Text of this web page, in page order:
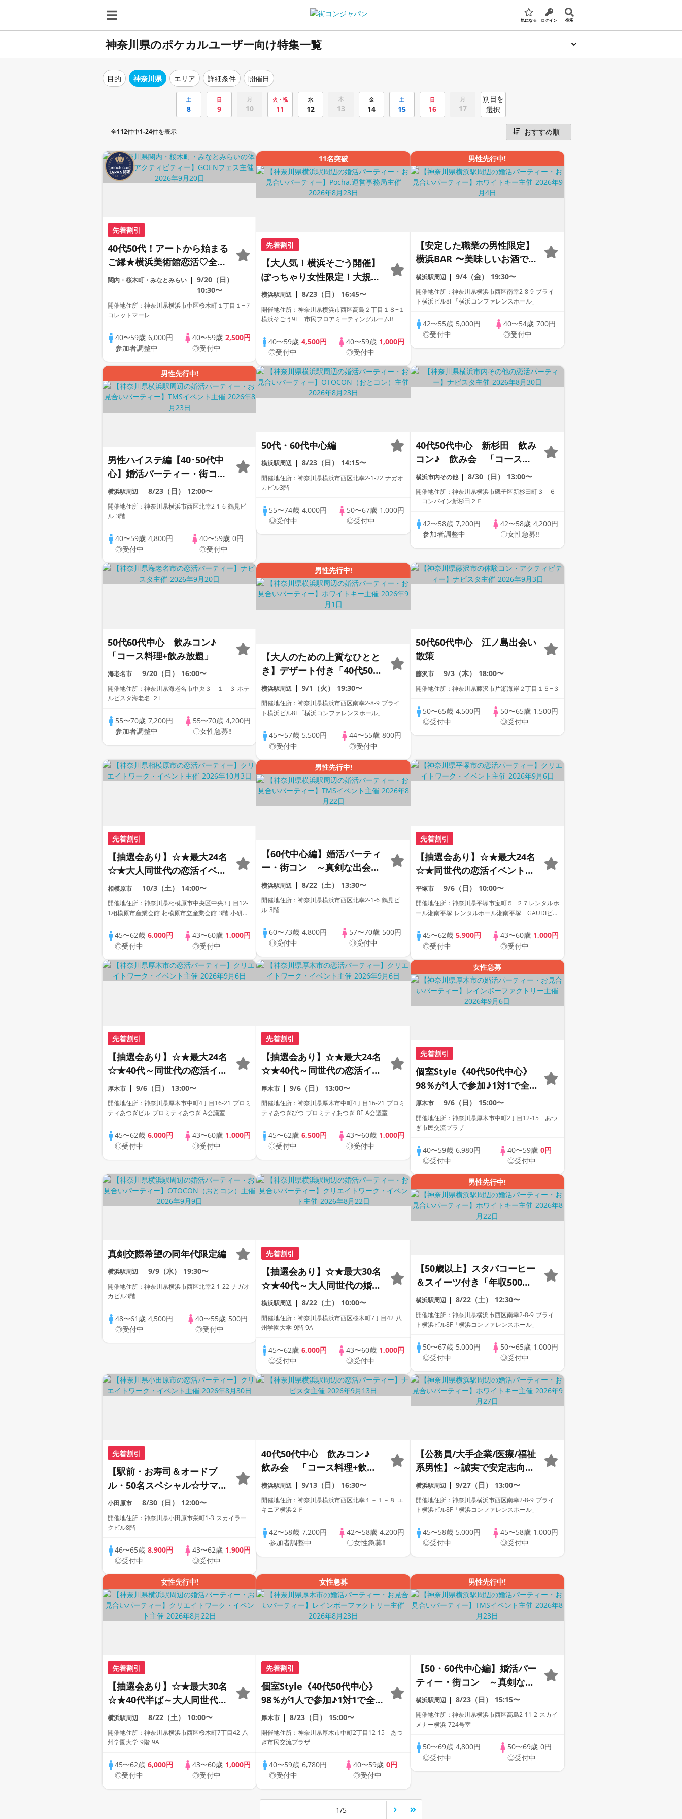
気になる ログイン 検索
神奈川県のポケカルユーザー向け特集一覧
目的 神奈川県 エリア 詳細条件 開催日
土
8
日
9
月
10
火・祝
11
水
12
木
13
金
14
土
15
日
16
月
17
別日を
選択
全112件中1-24件を表示
先着割引
40代50代！アートから始まる
ご縁★横浜美術館恋活♡全員
と話せる1対1男女ペアトーク
付き※入場料別途500円必要
関内・桜木町・みなとみらい
9/20（日）
10:30〜
開催地住所：神奈川県横浜市中区桜木町１丁目１−７
コレットマーレ
40〜59歳 6,000円
参加者調整中
40〜59歳 2,500円
◎受付中
11名突破
先着割引
【大人気！横浜そごう開催】
ぽっちゃり女性限定！大規
模！1人参加限定！1年以内結
婚編！10対10
横浜駅周辺 8/23（日） 16:45〜
開催地住所：神奈川県横浜市西区高島２丁目１８−１
横浜そごう9F 市民フロアミーティングルームB
40〜59歳4,500円
◎受付中
40〜59歳 1,000円
◎受付中
男性先行中!
【安定した職業の男性限定】
横浜BAR 〜美味しいお酒で会
話も弾む～「40代50代限定♥
飲み放題付きパーティー」個
室スタイル/WhiteKey AI
横浜駅周辺 9/4（金） 19:30〜
開催地住所：神奈川県横浜市西区南幸2-8-9 ブライ
ト横浜ビル8F「横浜コンファレンスホール」
42〜55歳 5,000円
◎受付中
40〜54歳 700円
◎受付中
男性先行中!
男性ハイステ編【40･50代中
心】婚活パーティー・街コ
ン ～真剣な出会い～
横浜駅周辺 8/23（日） 12:00〜
開催地住所：神奈川県横浜市西区北幸2-1-6 鶴見ビ
ル 3階
40〜59歳 4,800円
◎受付中
40〜59歳 0円
◎受付中
50代・60代中心編
横浜駅周辺 8/23（日） 14:15〜
開催地住所：神奈川県横浜市西区北幸2-1-22 ナガオ
カビル3階
55〜74歳 4,000円
◎受付中
50〜67歳 1,000円
◎受付中
40代50代中心 新杉田 飲み
コン♪ 飲み会 「コース料
理+飲み放題」
横浜市内その他 8/30（日） 13:00〜
開催地住所：神奈川県横浜市磯子区新杉田町３－６
コンバイン新杉田２Ｆ
42〜58歳7,200円
参加者調整中
42〜58歳4,200円
〇女性急募‼
50代60代中心 飲みコン♪
「コース料理+飲み放題」
海老名市 9/20（日） 16:00〜
開催地住所：神奈川県海老名市中央３－１－３ ホテ
ルビスタ海老名 ２F
55〜70歳 7,200円
参加者調整中
55〜70歳 4,200円
〇女性急募‼
男性先行中!
【大人のための上質なひとと
き】デザート付き「40代50代
中心・安定職業で落ち着いた
大人の男性中心」個室スタイ
ル/White Key AI Matching/
横浜駅周辺 9/1（火） 19:30〜
開催地住所：神奈川県横浜市西区南幸2-8-9 ブライ
ト横浜ビル8F「横浜コンファレンスホール」
45〜57歳 5,500円
◎受付中
44〜55歳800円
◎受付中
50代60代中心 江ノ島出会い
散策
藤沢市 9/3（木） 18:00〜
開催地住所：神奈川県藤沢市片瀬海岸２丁目１５−３
50〜65歳4,500円
◎受付中
50〜65歳 1,500円
◎受付中
先着割引
【抽選会あり】☆★最大24名
☆★大人同世代の恋活イベン
ト！(女性早期予約特典あり)
相模原市 10/3（土） 14:00〜
開催地住所：神奈川県相模原市中央区中央3丁目12-
1相模原市産業会館 相模原市立産業会館 3階 小研究
45〜62歳6,000円
◎受付中
43〜60歳 1,000円
◎受付中
男性先行中!
【60代中心編】婚活パーティ
ー・街コン ～真剣な出会い
～
横浜駅周辺 8/22（土） 13:30〜
開催地住所：神奈川県横浜市西区北幸2-1-6 鶴見ビ
ル 3階
60〜73歳 4,800円
◎受付中
57〜70歳 500円
◎受付中
先着割引
【抽選会あり】☆★最大24名
☆★同世代の恋活イベント！
【女性限定・早期予約特典】
平塚市 9/6（日） 10:00〜
開催地住所：神奈川県平塚市宝町５−２７レンタルホ
ール湘南平塚 レンタルホール湘南平塚 GAUDIビル
45〜62歳 5,900円
◎受付中
43〜60歳 1,000円
◎受付中
先着割引
【抽選会あり】☆★最大24名
☆★40代～同世代の恋活イベ
ント！（女性限定・早期申込
特典）
厚木市 9/6（日） 13:00〜
開催地住所：神奈川県厚木市中町4丁目16-21 プロミ
ティあつぎビル プロミティあつぎ A会議室
45〜62歳6,000円
◎受付中
43〜60歳 1,000円
◎受付中
先着割引
【抽選会あり】☆★最大24名
☆★40代～同世代の恋活イベ
ント！（女性限定・早期申込
特典）
厚木市 9/6（日） 13:00〜
開催地住所：神奈川県厚木市中町4丁目16-21 プロミ
ティあつぎびつ プロミティあつぎ 8F A会議室
45〜62歳6,500円
◎受付中
43〜60歳 1,000円
◎受付中
女性急募
先着割引
個室Style《40代50代中心》
98％が1人で参加♪1対1で全
員トーク☆誠実な方への婚活
パーティー
厚木市 9/6（日） 15:00〜
開催地住所：神奈川県厚木市中町2丁目12-15 あつ
ぎ市民交流プラザ
40〜59歳6,980円
◎受付中
40〜59歳 0円
◎受付中
真剣交際希望の同年代限定編
横浜駅周辺 9/9（水） 19:30〜
開催地住所：神奈川県横浜市西区北幸2-1-22 ナガオ
カビル3階
48〜61歳 4,500円
◎受付中
40〜55歳 500円
◎受付中
先着割引
【抽選会あり】☆★最大30名
☆★40代～大人同世代の婚活
イベント！（女性限定・早期
申込特典）
横浜駅周辺 8/22（土） 10:00〜
開催地住所：神奈川県横浜市西区桜木町7丁目42 八
州学園大学 9階 9A
45〜62歳6,000円
◎受付中
43〜60歳 1,000円
◎受付中
男性先行中!
【50歳以上】スタバコーヒー
＆スイーツ付き「年収500万
円↑/安定職業♡若く見える魅
力的男性」個室スタイ
ル/White Key AI Matching/
横浜駅周辺 8/22（土） 12:30〜
開催地住所：神奈川県横浜市西区南幸2-8-9 ブライ
ト横浜ビル8F「横浜コンファレンスホール」
50〜67歳 5,000円
◎受付中
50〜65歳 1,000円
◎受付中
先着割引
【駅前・お寿司＆オードブ
ル・50名スペシャル☆サマー
フェス】★JTBギフト券1万円
分も当たる★
小田原市 8/30（日） 12:00〜
開催地住所：神奈川県小田原市栄町1-3 スカイラー
クビル8階
46〜65歳8,900円
◎受付中
43〜62歳 1,900円
◎受付中
40代50代中心 飲みコン♪
飲み会 「コース料理+飲み
放題」
横浜駅周辺 9/13（日） 16:30〜
開催地住所：神奈川県横浜市西区北幸１－１－８ エ
キニア横浜２Ｆ
42〜58歳 7,200円
参加者調整中
42〜58歳 4,200円
〇女性急募‼
【公務員/大手企業/医療/福祉
系男性】～誠実で安定志向。
将来を真剣に考える方との出
会い～個室スタイ
ル/WhiteKey AI Matching
横浜駅周辺 9/27（日） 13:00〜
開催地住所：神奈川県横浜市西区南幸2-8-9 ブライ
ト横浜ビル8F「横浜コンファレンスホール」
45〜58歳 5,000円
◎受付中
45〜58歳 1,000円
◎受付中
女性先行中!
先着割引
【抽選会あり】☆★最大30名
☆★40代半ば～大人同世代の
婚活イベント！（女性限定・
早期申込特典）
横浜駅周辺 8/22（土） 10:00〜
開催地住所：神奈川県横浜市西区桜木町7丁目42 八
州学園大学 9階 9A
45〜62歳6,000円
◎受付中
43〜60歳 1,000円
◎受付中
女性急募
先着割引
個室Style《40代50代中心》
98％が1人で参加♪1対1で全
員トーク☆誠実な方への婚活
パーティー
厚木市 8/23（日） 15:00〜
開催地住所：神奈川県厚木市中町2丁目12-15 あつ
ぎ市民交流プラザ
40〜59歳 6,780円
◎受付中
40〜59歳0円
◎受付中
男性先行中!
【50・60代中心編】婚活パー
ティー・街コン ～真剣な出
会い～
横浜駅周辺 8/23（日） 15:15〜
開催地住所：神奈川県横浜市西区高島2-11-2 スカイ
メナー横浜 724号室
50〜69歳4,800円
◎受付中
50〜69歳 0円
◎受付中
1/5